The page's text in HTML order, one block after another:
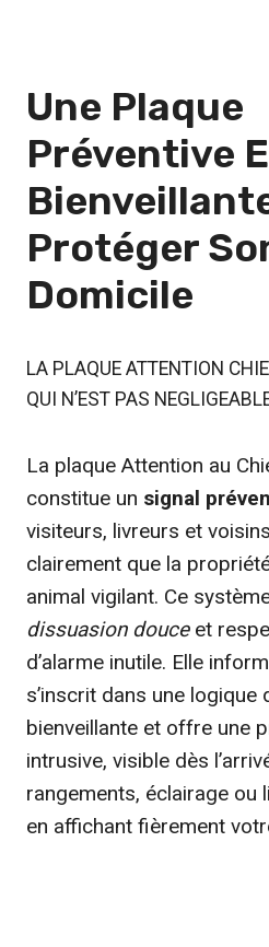
Une Plaque
Préventive
Protéger
Domicile
LA PLAQUE ATTENTION
QUI N’EST PAS
La plaque Attention au
constitue un signal
visiteurs, livreurs et
clairement que la
animal vigilant. Ce
dissuasion douceet
d’alarme inutile. Elle
s’inscrit dans une
bienveillante et offre une
intrusive, visible dès
rangements, éclairage ou
en affichant fièrement